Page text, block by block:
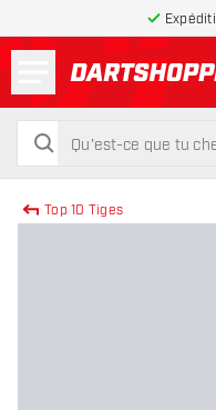
retour
rechercher
rechercher
Top 10 Tiges